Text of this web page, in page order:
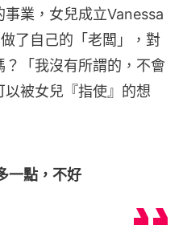
業，女兒成立Vanessa
了自己的「老闆」，對
「我沒有所謂的，不會
被女兒『指使』的想
一點，不好